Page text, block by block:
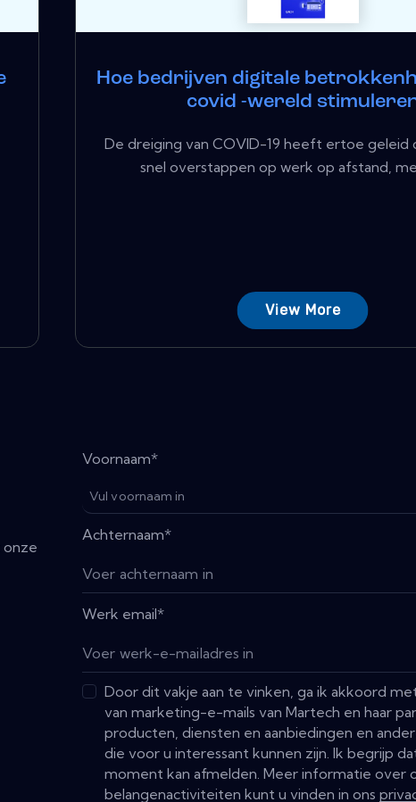
Hoe bedrijven digitale
covid -wereld
De dreiging van COVID-19 heeft ertoe geleid
snel overstappen op werk op afstand,
View More
onze
Voornaam*
Achternaam*
Werk email*
Door dit vakje aan te vinken, ga ik akkoord
van marketing-e-mails van Martech en haar
producten, diensten en aanbiedingen en
die voor u interessant kunnen zijn. Ik begrijp
moment kan afmelden. Meer informatie over
belangenactiviteiten kunt u vinden in ons